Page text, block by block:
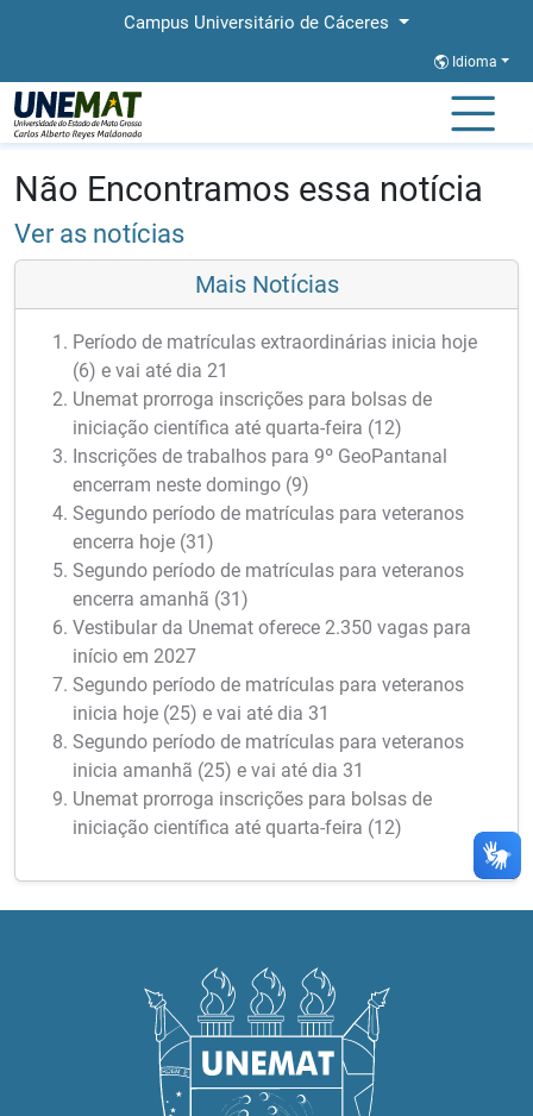
Campus Universitário de Cáceres
Idioma
Página Inicial
Não Encontramos essa notícia
Ver as notícias
Mais Notícias
Período de matrículas extraordinárias inicia hoje
(6) e vai até dia 21
Unemat prorroga inscrições para bolsas de
iniciação científica até quarta-feira (12)
Inscrições de trabalhos para 9º GeoPantanal
encerram neste domingo (9)
Segundo período de matrículas para veteranos
encerra hoje (31)
Segundo período de matrículas para veteranos
encerra amanhã (31)
Vestibular da Unemat oferece 2.350 vagas para
início em 2027
Segundo período de matrículas para veteranos
inicia hoje (25) e vai até dia 31
Segundo período de matrículas para veteranos
inicia amanhã (25) e vai até dia 31
Unemat prorroga inscrições para bolsas de
iniciação científica até quarta-feira (12)